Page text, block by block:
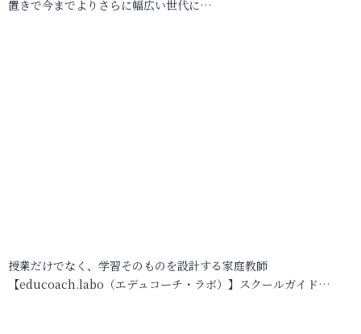
置きで今までよりさらに幅広い世代に…
授業だけでなく、学習そのものを設計する家庭教師
【educoach.labo（エデュコーチ・ラボ）】スクールガイド…